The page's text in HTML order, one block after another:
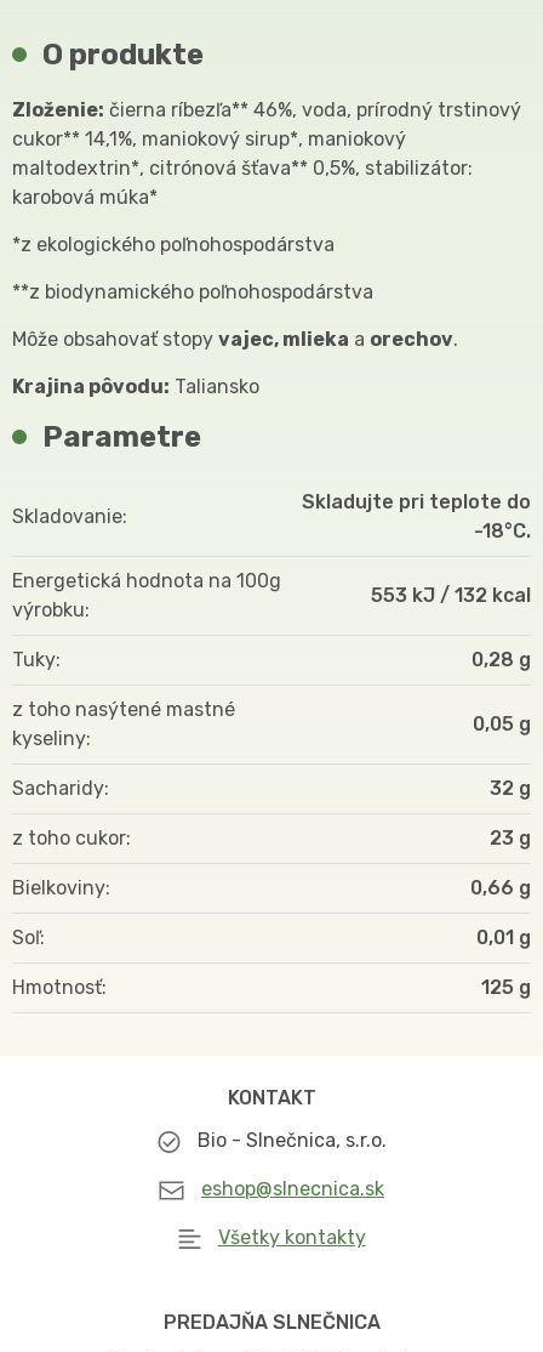
O produkte
Zloženie: čierna ríbezľa** 46%, voda, prírodný trstinový
cukor** 14,1%, maniokový sirup*, maniokový
maltodextrin*, citrónová šťava** 0,5%, stabilizátor:
karobová múka*
*z ekologického poľnohospodárstva
**z biodynamického poľnohospodárstva
Môže obsahovať stopy vajec, mlieka a orechov.
Krajina pôvodu: Taliansko
Parametre
Skladovanie
Skladujte pri teplote do
-18°C.
Energetická hodnota na 100g
výrobku
553 kJ / 132 kcal
Tuky 0,28 g
z toho nasýtené mastné
kyseliny
0,05 g
Sacharidy 32 g
z toho cukor 23 g
Bielkoviny 0,66 g
Soľ 0,01 g
Hmotnosť 125
KONTAKT
Bio - Slnečnica, s.r.o.
eshop@slnecnica.sk
Všetky kontakty
PREDAJŇA SLNEČNICA